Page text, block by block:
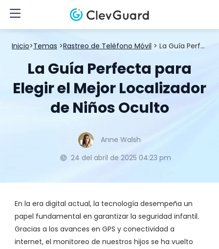
Inicio>Temas >Rastreo de Teléfono Móvil > La Guía Perfecta para Elegir el Mejor Localizador de Niños Oculto
La Guía Perfecta para
Elegir el Mejor Localizador
de Niños Oculto
Anne Walsh
24 del abril de 2025 04:23 pm
En la era digital actual, la tecnología desempeña un
papel fundamental en garantizar la seguridad infantil.
Gracias a los avances en GPS y conectividad a
internet, el monitoreo de nuestros hijos se ha vuelto